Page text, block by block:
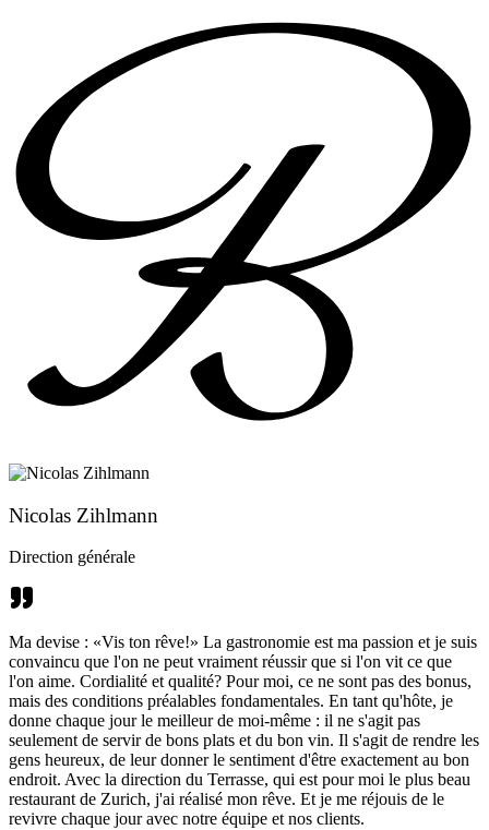
Nicolas Zihlmann
Direction générale
Ma devise : «Vis ton rêve!» La gastronomie est ma passion et je suis
convaincu que l'on ne peut vraiment réussir que si l'on vit ce que
l'on aime. Cordialité et qualité? Pour moi, ce ne sont pas des bonus,
mais des conditions préalables fondamentales. En tant qu'hôte, je
donne chaque jour le meilleur de moi-même : il ne s'agit pas
seulement de servir de bons plats et du bon vin. Il s'agit de rendre les
gens heureux, de leur donner le sentiment d'être exactement au bon
endroit. Avec la direction du Terrasse, qui est pour moi le plus beau
restaurant de Zurich, j'ai réalisé mon rêve. Et je me réjouis de le
revivre chaque jour avec notre équipe et nos clients.